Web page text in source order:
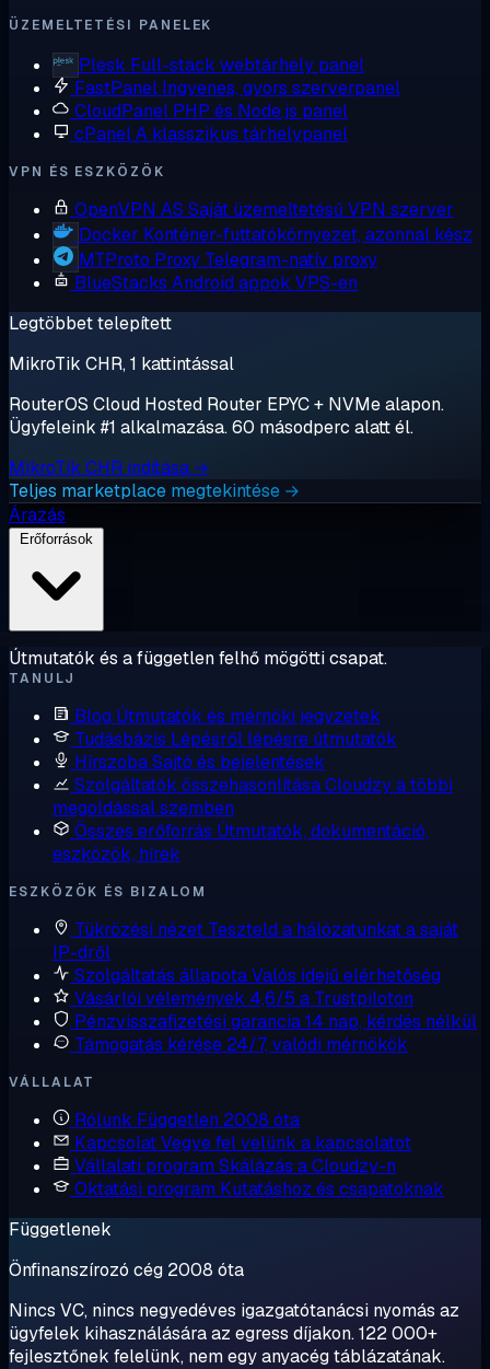
ÜZEMELTETÉSI PANELEK
Plesk Full-stack webtárhely panel
FastPanel Ingyenes, gyors szerverpanel
CloudPanel PHP és Node.js panel
cPanelA klasszikus tárhelypanel
VPN ÉS ESZKÖZÖK
OpenVPN AS Saját üzemeltetésű VPN szerver
Docker Konténer-futtatókörnyezet, azonnal kész
MTProto Proxy Telegram-natív proxy
BlueStacks Android appok VPS-en
Legtöbbet telepített
MikroTik CHR, 1 kattintással
RouterOS Cloud Hosted Router EPYC + NVMe alapon.
Ügyfeleink #1 alkalmazása. 60 másodperc alatt él.
MikroTik CHR indítása →
Teljes marketplace megtekintése →
Árazás
Útmutatók és a független felhő mögötti csapat.
TANULJ
Blog Útmutatók és mérnöki jegyzetek
Tudásbázis Lépésről lépésre útmutatók
HírszobaSajtó és bejelentések
Szolgáltatók összehasonlításaCloudzy a többi
megoldással szemben
Összes erőforrás Útmutatók, dokumentáció,
eszközök, hírek
ESZKÖZÖK ÉS BIZALOM
Tükrözési nézet Teszteld a hálózatunkat a saját
IP-dről
Szolgáltatás állapotaValós idejű elérhetőség
Vásárlói vélemények 4,6/5 a Trustpiloton
Pénzvisszafizetési garancia14 nap, kérdés nélkül
Támogatás kérése 24/7, valódi mérnökök
VÁLLALAT
Rólunk Független 2008 óta
KapcsolatVegye fel velünk a kapcsolatot
Vállalati program Skálázás a Cloudzy-n
Oktatási program Kutatáshoz és csapatoknak
Függetlenek
Önfinanszírozó cég 2008 óta
Nincs VC, nincs negyedéves igazgatótanácsi nyomás az
ügyfelek kihasználására az egress díjakon. 122 000+
fejlesztőnek felelünk, nem egy anyacég táblázatának.